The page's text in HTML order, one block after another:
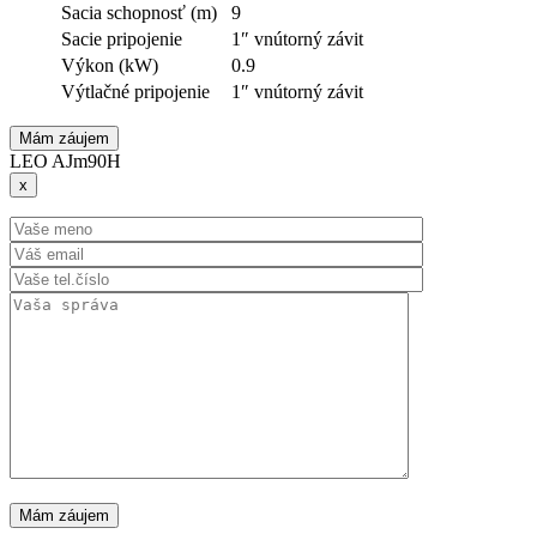
Sacia schopnosť (m)
9
Sacie pripojenie
1″ vnútorný závit
Výkon (kW)
0.9
Výtlačné pripojenie
1″ vnútorný závit
Mám záujem
LEO AJm90H
x